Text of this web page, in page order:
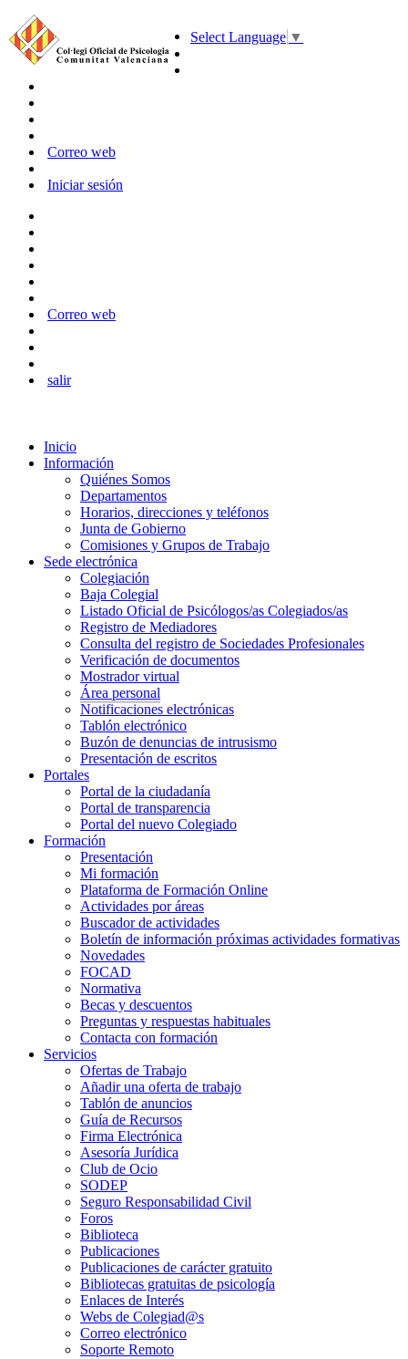
Select Language ▼
Correo web
Iniciar sesión
Correo web
salir
Inicio
Información
Quiénes Somos
Departamentos
Horarios, direcciones y teléfonos
Junta de Gobierno
Comisiones y Grupos de Trabajo
Sede electrónica
Colegiación
Baja Colegial
Listado Oficial de Psicólogos/as Colegiados/as
Registro de Mediadores
Consulta del registro de Sociedades Profesionales
Verificación de documentos
Mostrador virtual
Área personal
Notificaciones electrónicas
Tablón electrónico
Buzón de denuncias de intrusismo
Presentación de escritos
Portales
Portal de la ciudadanía
Portal de transparencia
Portal del nuevo Colegiado
Formación
Presentación
Mi formación
Plataforma de Formación Online
Actividades por áreas
Buscador de actividades
Boletín de información próximas actividades formativas
Novedades
FOCAD
Normativa
Becas y descuentos
Preguntas y respuestas habituales
Contacta con formación
Servicios
Ofertas de Trabajo
Añadir una oferta de trabajo
Tablón de anuncios
Guía de Recursos
Firma Electrónica
Asesoría Jurídica
Club de Ocio
SODEP
Seguro Responsabilidad Civil
Foros
Biblioteca
Publicaciones
Publicaciones de carácter gratuito
Bibliotecas gratuitas de psicología
Enlaces de Interés
Webs de Colegiad@s
Correo electrónico
Soporte Remoto